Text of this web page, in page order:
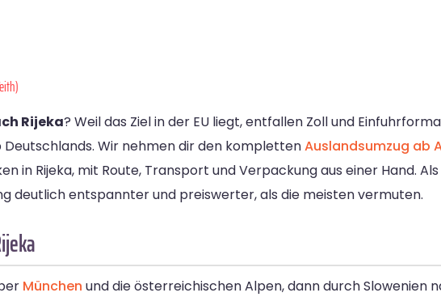
Rijeka? Weil das Ziel in der EU liegt, entfallen Zoll und
Wir nehmen dir den komplettenAuslandsumzug ab
in Rijeka, mit Route, Transport und Verpackung aus einer Hand. Als
deutlich entspannter und preiswerter, als die meisten vermuten.
München und die österreichischen Alpen, dann durch Slowenien